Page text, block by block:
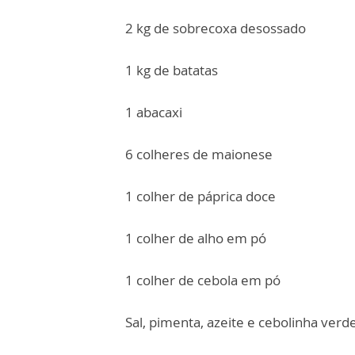
2 kg de sobrecoxa desossado
1 kg de batatas
1 abacaxi
6 colheres de maionese
1 colher de páprica doce
1 colher de alho em pó
1 colher de cebola em pó
Sal, pimenta, azeite e cebolinha